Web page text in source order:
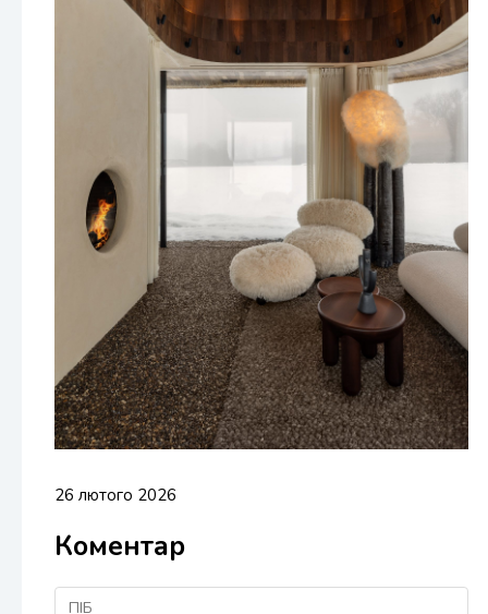
26 лютого 2026
Коментар